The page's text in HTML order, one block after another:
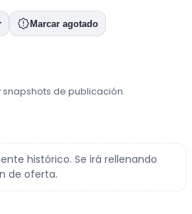
Marcar agotado
snapshots de publicación.
histórico. Se irá rellenando
de oferta.